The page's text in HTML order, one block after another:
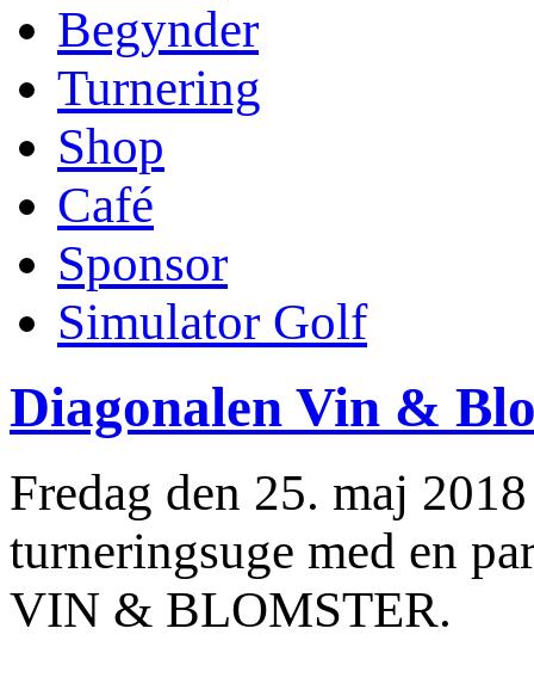
Begynder
Turnering
Shop
Café
Sponsor
Simulator Golf
Diagonalen Vin &
Fredag den 25. maj
turneringsuge med en
VIN & BLOMSTER.